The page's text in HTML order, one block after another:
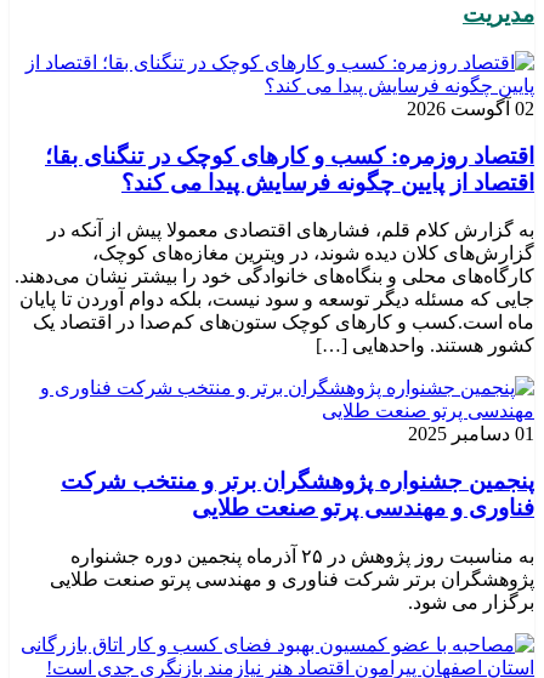
مدیریت
02 آگوست 2026
اقتصاد روزمره: کسب‌ و کارهای کوچک در تنگنای بقا؛
اقتصاد از پایین چگونه فرسایش پیدا می کند؟
به گزارش کلام قلم، فشارهای اقتصادی معمولا پیش از آنکه در
گزارش‌های کلان دیده شوند، در ویترین مغازه‌های کوچک،
کارگاه‌های محلی و بنگاه‌های خانوادگی خود را بیشتر نشان می‌دهند.
جایی که مسئله دیگر توسعه و سود نیست، بلکه دوام آوردن تا پایان
ماه است.کسب‌ و کارهای کوچک ستون‌های کم‌صدا در اقتصاد یک
کشور هستند. واحدهایی […]
01 دسامبر 2025
پنجمین جشنواره پژوهشگران برتر و منتخب شرکت
فناوری و مهندسی پرتو صنعت طلایی
به مناسبت روز پژوهش در ۲۵ آذرماه پنجمین دوره جشنواره
پژوهشگران برتر شرکت فناوری و مهندسی پرتو صنعت طلایی
برگزار می شود.